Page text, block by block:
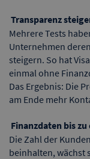
Transparenz
Mehrere Tests
Unternehmen
steigern. So hat
einmal ohne
Das Ergebnis: Die
am Ende mehr
Finanzdaten bis
Die Zahl der
beinhalten, wächst